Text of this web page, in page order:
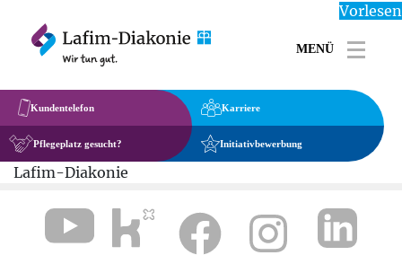
Vorlesen
MENÜ
Kundentelefon
Pflegeplatz gesucht?
Karriere
Initiativbewerbung
Lafim-Diakonie